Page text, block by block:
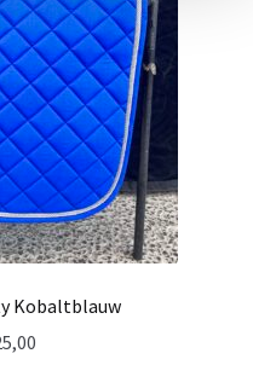
worden
op
de
productpagina
Kobaltblauw